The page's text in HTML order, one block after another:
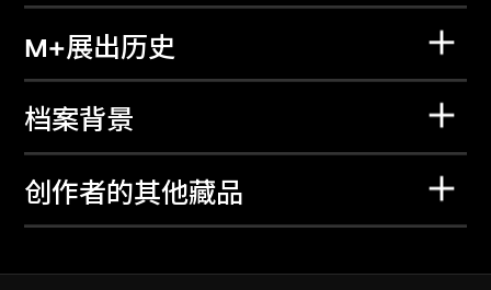
M+展出历史
档案背景
创作者的其他藏品